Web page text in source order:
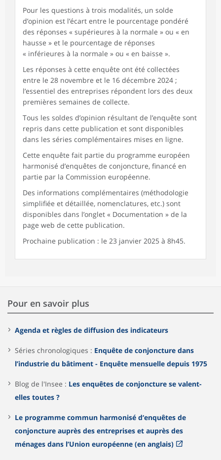
Pour les questions à trois modalités, un solde
d’opinion est l’écart entre le pourcentage pondéré
des réponses « supérieures à la normale » ou « en
hausse » et le pourcentage de réponses
« inférieures à la normale » ou « en baisse ».
Les réponses à cette enquête ont été collectées
entre le 28 novembre et le 16 décembre 2024 ;
l’essentiel des entreprises répondent lors des deux
premières semaines de collecte.
Tous les soldes d’opinion résultant de l’enquête sont
repris dans cette publication et sont disponibles
dans les séries complémentaires mises en ligne.
Cette enquête fait partie du programme européen
harmonisé d’enquêtes de conjoncture, financé en
partie par la Commission européenne.
Des informations complémentaires (méthodologie
simplifiée et détaillée, nomenclatures, etc.) sont
disponibles dans l’onglet « Documentation » de la
page web de cette publication.
Prochaine publication : le 23 janvier 2025 à 8h45.
Pour en savoir plus
Agenda et règles de diffusion des indicateurs
Séries chronologiques : Enquête de conjoncture dans
l’industrie du bâtiment - Enquête mensuelle depuis 1975
Blog de l'Insee : Les enquêtes de conjoncture se valent-
elles toutes ?
Le programme commun harmonisé d‘enquêtes de
conjoncture auprès des entreprises et auprès des
ménages dans l’Union européenne (en anglais)